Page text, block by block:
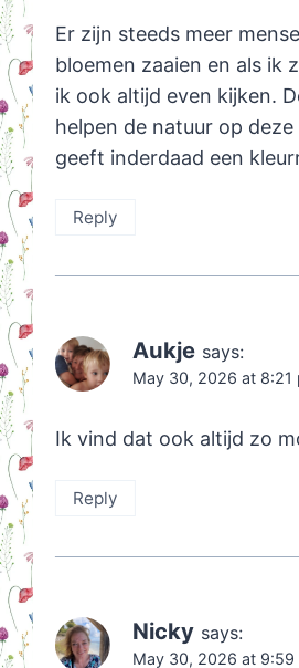
Er zijn steeds meer
bloemen zaaien en als ik
ik ook altijd even kijken.
helpen de natuur op
geeft inderdaad een
Reply
Aukje says:
May 30, 2026 at 8:21
Ik vind dat ook altijd zo
Reply
Nicky says:
May 30, 2026 at 9:59